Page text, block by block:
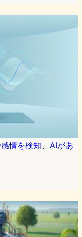
情を検知、AIがあ